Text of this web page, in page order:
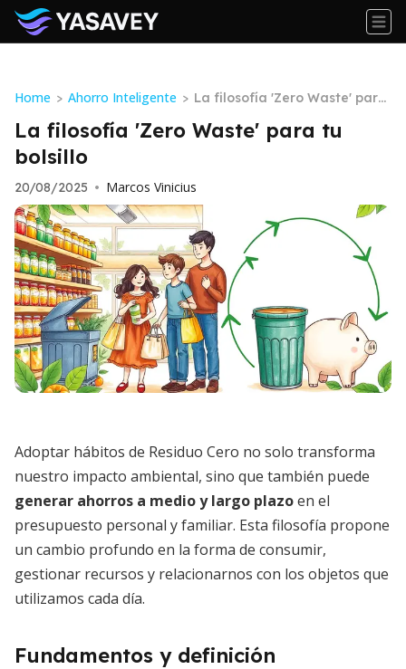
Home > Ahorro Inteligente > La filosofía 'Zero Waste' para
tu bolsillo
La filosofía 'Zero Waste' para tu
bolsillo
20/08/2025 • Marcos Vinicius
Adoptar hábitos de Residuo Cero no solo transforma
nuestro impacto ambiental, sino que también puede
generar ahorros a medio y largo plazoen el
presupuesto personal y familiar. Esta filosofía propone
un cambio profundo en la forma de consumir,
gestionar recursos y relacionarnos con los objetos que
utilizamos cada día.
Fundamentos y definición